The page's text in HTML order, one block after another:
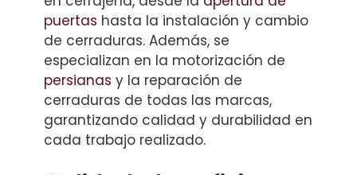
puertas hasta la instalación y cambio
de cerraduras. Además, se
especializan en la motorización de
persianas y la reparación de
cerraduras de todas las marcas,
garantizando calidad y durabilidad en
cada trabajo realizado.